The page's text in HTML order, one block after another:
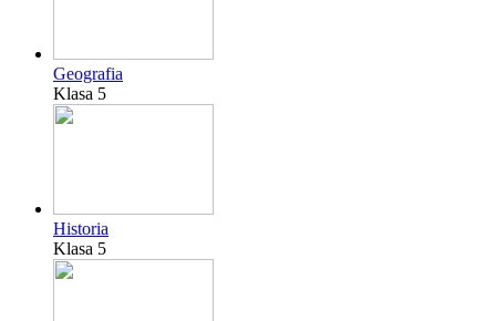
Geografia
Klasa 5
Historia
Klasa 5